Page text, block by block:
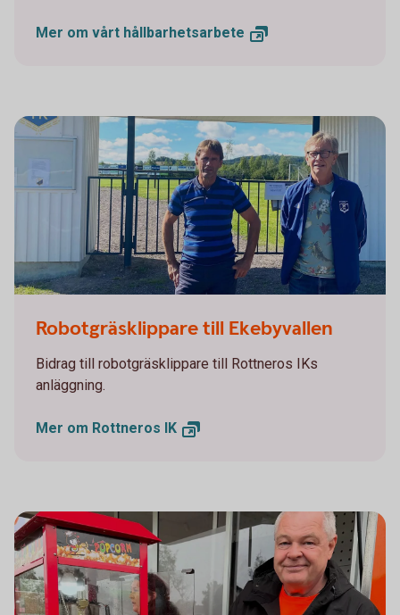
Mer om vårt hållbarhetsarbete
Robotgräsklippare till Ekebyvallen
Bidrag till robotgräsklippare till Rottneros IKs
anläggning.
Mer om Rottneros IK